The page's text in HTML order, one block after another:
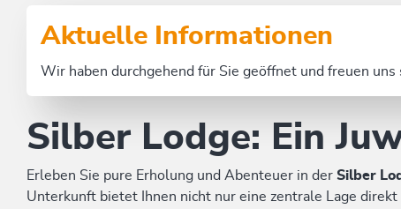
Aktuelle Informationen
Wir haben durchgehend für Sie geöffnet und freuen uns
Silber Lodge: Ein
Erleben Sie pure Erholung und Abenteuer in der Silber
Unterkunft bietet Ihnen nicht nur eine zentrale Lage direkt